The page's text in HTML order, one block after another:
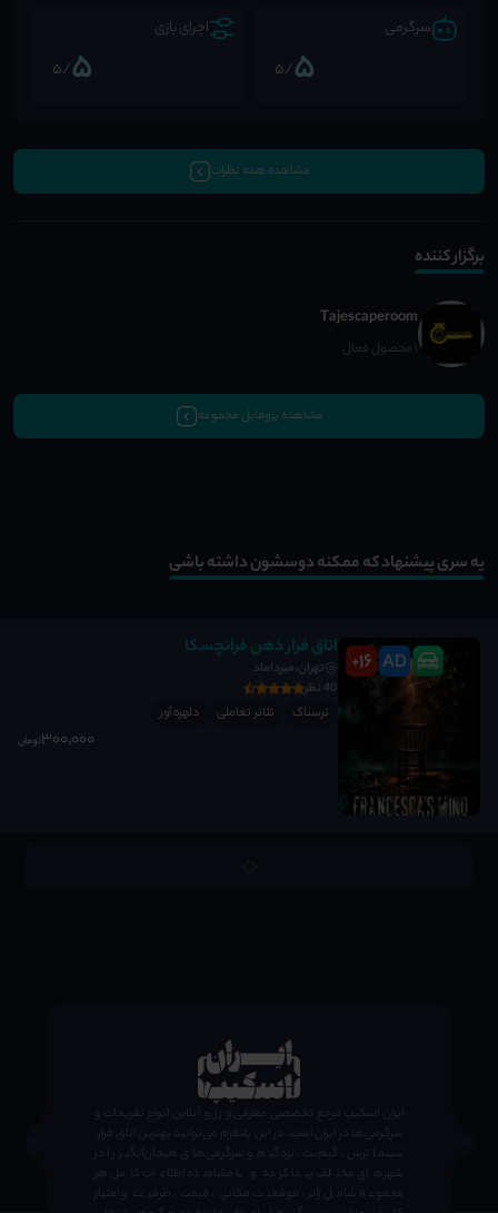
سرگرمی
5
/5
اجرای بازی
5
/5
مشاهده همه نظرات
برگزار کننده
Tajescaperoom
1 محصول فعال
مشاهده پروفایل مجموعه
یه سری پیشنهاد که ممکنه دوسشون داشته باشی
AD
16
+
اتاق فرار ذهن فرانچسکا
تهران،میرداماد
40 نظر
ترسناک
تئاتر تعاملی دلهره آور
300٬000تومان
ایران اسکیپ مرجع تخصصی معرفی و رزرو آنلاین انواع تفریحات و
سرگرمی‌ها در ایران است. در این پلتفرم می‌توانید بهترین اتاق فرار،
سینما ترس، گیم‌نت، بردگیم و سرگرمی‌های هیجان‌انگیز را در
شهرهای مختلف پیدا کرده و با مشاهده اطلاعات کامل هر
مجموعه شامل ژانر، موقعیت مکانی، قیمت، ظرفیت و امتیاز